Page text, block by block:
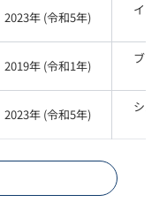
2023年 (令和5年)
イエ
2019年 (令和1年)
ブラ
2023年 (令和5年)
シル